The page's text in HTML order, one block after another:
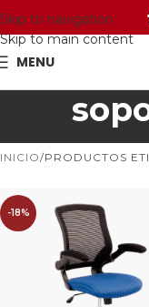
Skip to navigation
Skip to main content
MENU
INICIO PRODUCTOS
-18%